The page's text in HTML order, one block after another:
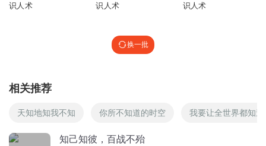
识人术 识人术 识人术
换一批
相关推荐
天知地知我不知 你所不知道的时空 我要让全世界都知
知己知彼，百战不殆